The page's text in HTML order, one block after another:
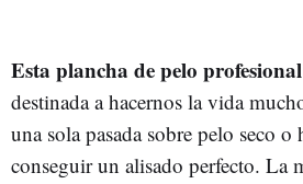
Esta plancha de pelo
destinada a hacernos la vida
una sola pasada sobre pelo seco o
conseguir un alisado perfecto. La